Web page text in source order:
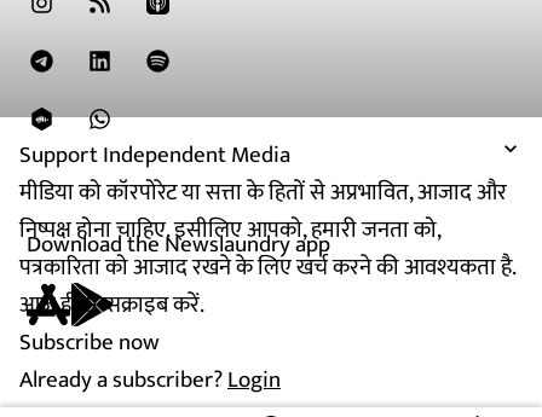
Support Independent Media
मीडिया को कॉरपोरेट या सत्ता के हितों से अप्रभावित, आजाद और
निष्पक्ष होना चाहिए. इसीलिए आपको, हमारी जनता को,
पत्रकारिता को आजाद रखने के लिए खर्च करने की आवश्यकता है.
आज ही सब्सक्राइब करें.
Subscribe now
Already a subscriber?Login
Download the Newslaundry app